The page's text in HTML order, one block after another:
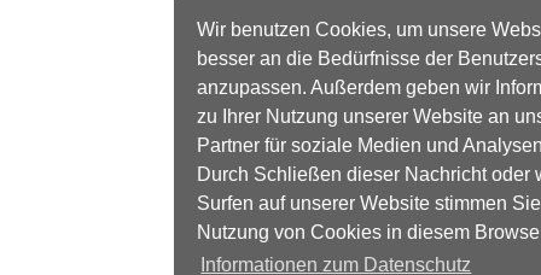
Wir benutzen Cookies, um unsere
besser an die Bedürfnisse der
anzupassen. Außerdem geben wir
zu Ihrer Nutzung unserer Website an
Partner für soziale Medien und
Durch Schließen dieser Nachricht oder
Surfen auf unserer Website stimmen
Nutzung von Cookies in diesem
Informationen zum Datenschutz